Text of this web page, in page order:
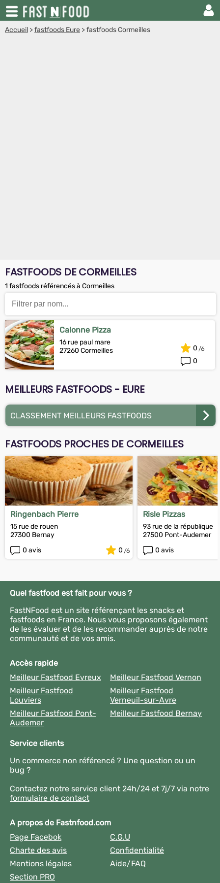
Accueil >fastfoods Eure >fastfoods Cormeilles
FASTFOODS DE CORMEILLES
1 fastfoods référencés à Cormeilles
Calonne Pizza
16 rue paul mare
27260 Cormeilles
0
0
MEILLEURS FASTFOODS - EURE
CLASSEMENT MEILLEURS FASTFOODS
FASTFOODS PROCHES DE CORMEILLES
Ringenbach Pierre
15 rue de rouen
27300 Bernay
0 avis
0
Risle Pizzas
93 rue de la république
27500 Pont-Audemer
0 avis
Quel fastfood est fait pour vous ?
FastNFood est un site référençant les snacks et
fastfoods en France. Nous vous proposons également
de les évaluer et de les recommander auprès de notre
communauté et de vos amis.
Accès rapide
Meilleur Fastfood Evreux
Meilleur Fastfood Vernon
Meilleur Fastfood
Louviers
Meilleur Fastfood
Verneuil-sur-Avre
Meilleur Fastfood Pont-
Audemer
Meilleur Fastfood Bernay
Service clients
Un commerce non référencé ? Une question ou un
bug ?
Contactez notre service client 24h/24 et 7j/7 via notre
formulaire de contact
A propos de Fastnfood.com
Page Facebok
C.G.U
Charte des avis
Confidentialité
Mentions légales
Aide/FAQ
Section PRO